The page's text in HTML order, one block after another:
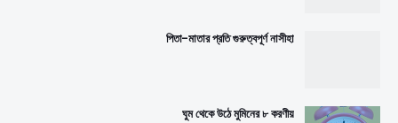
পিতা-মাতার প্রতি গুরুত্বপূর্ণ নাসীহা
ঘুম থেকে উঠে মুমিনের ৮ করণীয়